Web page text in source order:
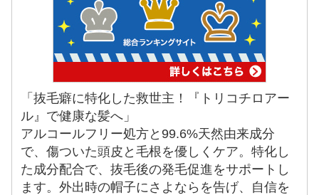
「抜毛癖に特化した救世主！『トリコチロアー
ル』で健康な髪へ」
アルコールフリー処方と99.6%天然由来成分
で、傷ついた頭皮と毛根を優しくケア。特化し
た成分配合で、抜毛後の発毛促進をサポートし
ます。外出時の帽子にさよならを告げ、自信を